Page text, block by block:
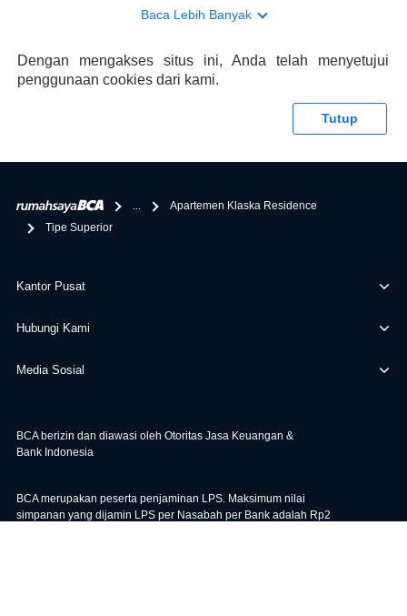
konsultasi mengenai KPR, maka ada layanan live chat
memberikan keuntungan yang berlipat, persyaratan
pengajuan KPR BCA juga sangat mudah, kamu bisa cek
tentang properti disini BCA hanya sebagai pihak
bertanggung jawab terhadap informasi yang rekanan
Baca Lebih Banyak
Dengan mengakses situs ini, Anda telah menyetujui
penggunaan cookies dari kami.
Tutup
Apartemen Klaska Residence
Tipe Superior
Kantor Pusat
Hubungi Kami
Media Sosial
BCA berizin dan diawasi oleh Otoritas Jasa Keuangan &
Bank Indonesia
BCA merupakan peserta penjaminan LPS. Maksimum nilai
simpanan yang dijamin LPS per Nasabah per Bank adalah Rp2